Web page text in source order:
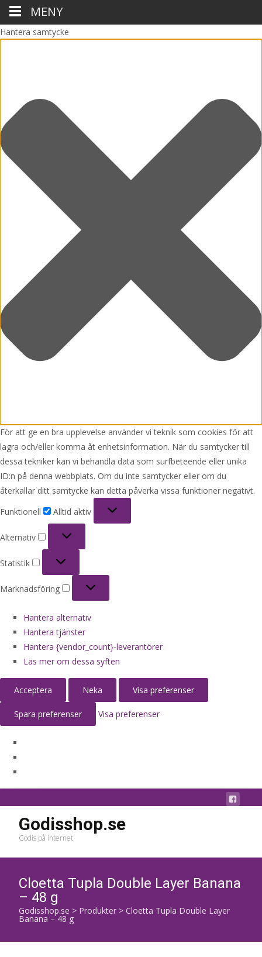
Hantera samtycke
För att ge en bra upplevelse använder vi teknik som cookies för att
lagra och/eller komma åt enhetsinformation. När du samtycker till
dessa tekniker kan vi behandla data som surfbeteende eller unika
ID:n på denna webbplats. Om du inte samtycker eller om du
återkallar ditt samtycke kan detta påverka vissa funktioner negativt.
Funktionell
Alltid aktiv
Alternativ
Statistik
Marknadsföring
Hantera alternativ
Hantera tjänster
Hantera {vendor_count}-leverantörer
Läs mer om dessa syften
Acceptera Neka Visa preferenser
Spara preferenser Visa preferenser
Godisshop.se
Godis på internet
Cloetta Tupla Double Layer Banana
– 48 g
Godisshop.se > Produkter > Cloetta Tupla Double Layer
Banana – 48 g
MENY